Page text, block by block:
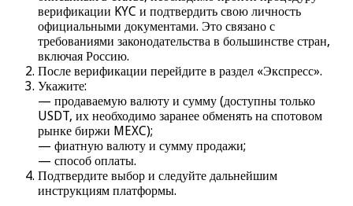
верификации KYC и подтвердить свою личность
официальными документами. Это связано с
требованиями законодательства в большинстве стран,
включая Россию.
После верификации перейдите в раздел «Экспресс».
Укажите:
— продаваемую валюту и сумму (доступны только
USDT, их необходимо заранее обменять на спотовом
рынке биржи MEXC);
— фиатную валюту и сумму продажи;
— способ оплаты.
Подтвердите выбор и следуйте дальнейшим
инструкциям платформы.